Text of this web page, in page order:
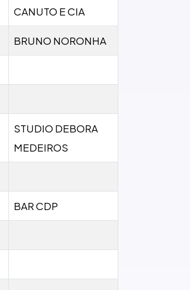
CANUTO E CIA
BRUNO NORONHA
STUDIO DEBORA
MEDEIROS
BAR CDP